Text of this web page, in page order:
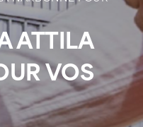
ATTILA
VOS